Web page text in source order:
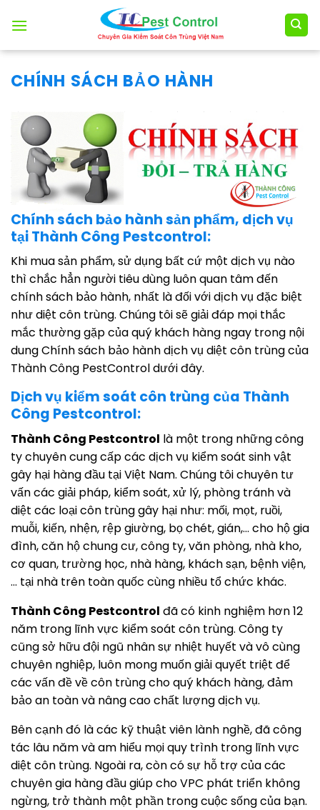
CHÍNH SÁCH BẢO HÀNH
Chính sách bảo hành sản phẩm, dịch vụ
tại Thành Công Pestcontrol:
Khi mua sản phẩm, sử dụng bất cứ một dịch vụ nào
thì chắc hẳn người tiêu dùng luôn quan tâm đến
chính sách bảo hành, nhất là đối với dịch vụ đặc biệt
như diệt côn trùng. Chúng tôi sẽ giải đáp mọi thắc
mắc thường gặp của quý khách hàng ngay trong nội
dung Chính sách bảo hành dịch vụ diệt côn trùng của
Thành Công PestControl dưới đây.
Dịch vụ kiểm soát côn trùng của Thành
Công Pestcontrol:
Thành Công Pestcontrol là một trong những công
ty chuyên cung cấp các dịch vụ kiểm soát sinh vật
gây hại hàng đầu tại Việt Nam. Chúng tôi chuyên tư
vấn các giải pháp, kiểm soát, xử lý, phòng tránh và
diệt các loại côn trùng gây hại như: mối, mọt, ruồi,
muỗi, kiến, nhện, rệp giường, bọ chét, gián,… cho hộ gia
đình, căn hộ chung cư, công ty, văn phòng, nhà kho,
cơ quan, trường học, nhà hàng, khách sạn, bệnh viện,
… tại nhà trên toàn quốc cùng nhiều tổ chức khác.
Thành Công Pestcontrol đã có kinh nghiệm hơn 12
năm trong lĩnh vực kiểm soát côn trùng. Công ty
cũng sở hữu đội ngũ nhân sự nhiệt huyết và vô cùng
chuyên nghiệp, luôn mong muốn giải quyết triệt để
các vấn đề về côn trùng cho quý khách hàng, đảm
bảo an toàn và nâng cao chất lượng dịch vụ.
Bên cạnh đó là các kỹ thuật viên lành nghề, đã công
tác lâu năm và am hiểu mọi quy trình trong lĩnh vực
diệt côn trùng. Ngoài ra, còn có sự hỗ trợ của các
chuyên gia hàng đầu giúp cho VPC phát triển không
ngừng, trở thành một phần trong cuộc sống của bạn.